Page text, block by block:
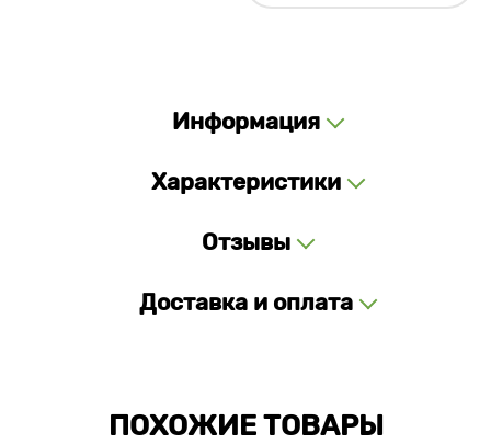
Информация
Характеристики
Отзывы
Доставка и оплата
ПОХОЖИЕ ТОВАРЫ